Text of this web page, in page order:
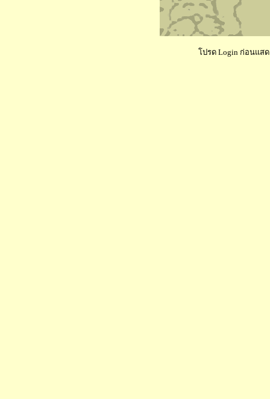
โปรด Login ก่อนแสด